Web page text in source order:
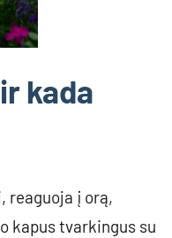
kada
reaguoja į orą,
kapus tvarkingus su